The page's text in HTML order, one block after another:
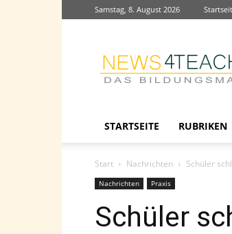
Samstag, 8. August 2026
STARTSEITE RUBRIKEN
Start Nachrichten Schüler
Nachrichten Praxis
Schüler